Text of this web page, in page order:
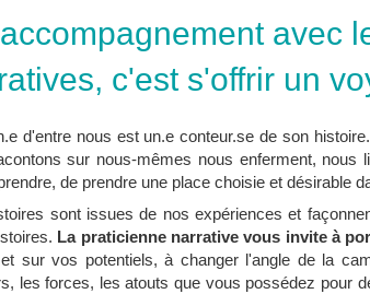
avec
c'est s'offrir un
d'entre nous est un.e conteur.se de son
sur nous-mêmes nous enferment, nous
de prendre une place choisie et désirable
sont issues de nos expériences et
La praticienne narrative vous invite à
et sur vos potentiels, à changer l'angle de la
les forces, les atouts que vous possédez pour